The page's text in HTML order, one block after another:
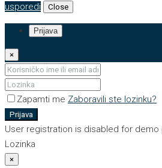
usporedi Close
Prijava
×
Zapamti me Zaboravili ste lozinku?
Prijava
User registration is disabled for demo
Lozinka
×